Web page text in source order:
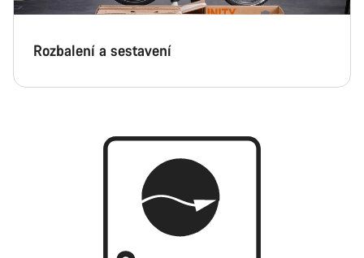
Rozbalení a sestavení